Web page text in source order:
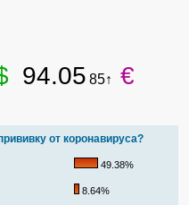
94.05 85↑ €
от коронавируса?
49.38%
8.64%